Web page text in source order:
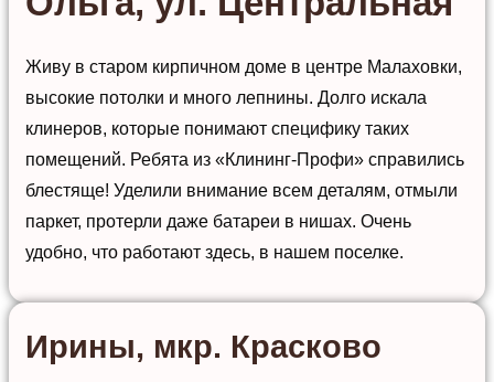
Живу в старом кирпичном доме в центре Малаховки,
высокие потолки и много лепнины. Долго искала
клинеров, которые понимают специфику таких
помещений. Ребята из «Клининг-Профи» справились
блестяще! Уделили внимание всем деталям, отмыли
паркет, протерли даже батареи в нишах. Очень
удобно, что работают здесь, в нашем поселке.
Ирины, мкр. Красково